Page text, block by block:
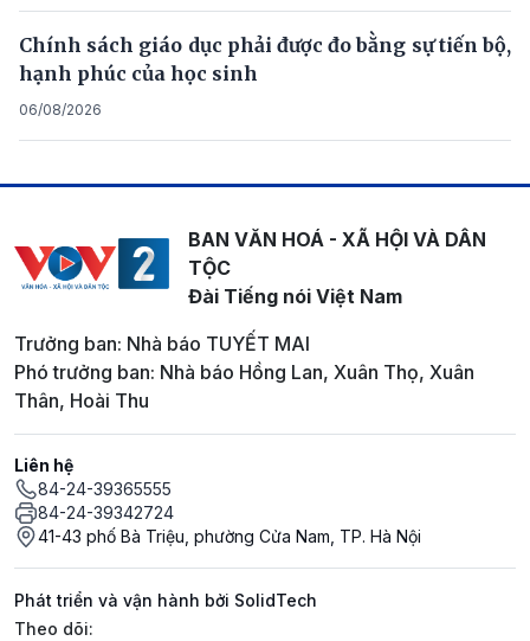
Chính sách giáo dục phải được đo bằng sự tiến bộ,
hạnh phúc của học sinh
06/08/2026
BAN VĂN HOÁ - XÃ HỘI VÀ DÂN
TỘC
Đài Tiếng nói Việt Nam
Trưởng ban: Nhà báo TUYẾT MAI
Phó trưởng ban: Nhà báo Hồng Lan, Xuân Thọ, Xuân
Thân, Hoài Thu
Liên hệ
84-24-39365555
84-24-39342724
41-43 phố Bà Triệu, phường Cửa Nam, TP. Hà Nội
Phát triển và vận hành bởi SolidTech
Mạng xã hội
Theo dõi: